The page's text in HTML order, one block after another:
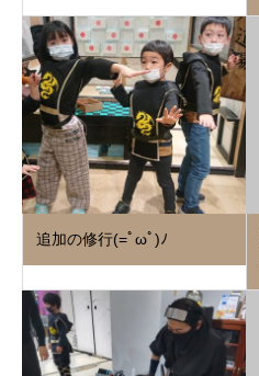
追加の修行(=ﾟωﾟ)ﾉ